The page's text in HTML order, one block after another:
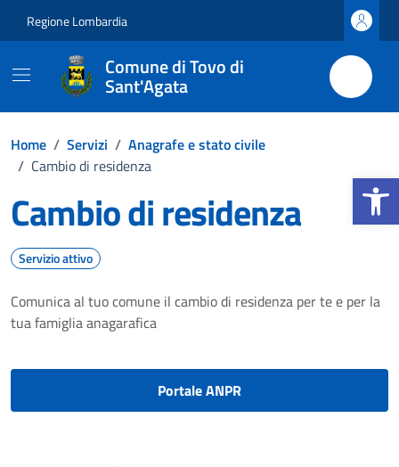
Apri la
Regione Lombardia
Comune di Tovo di
Sant'Agata
Home / Servizi / Anagrafe e stato civile
/ Cambio di residenza
Cambio di residenza
Servizio attivo
Comunica al tuo comune il cambio di residenza per te e per la
tua famiglia anagarafica
Portale ANPR